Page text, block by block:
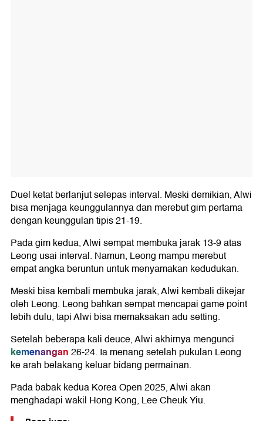
Duel ketat berlanjut selepas interval. Meski demikian, Alwi
bisa menjaga keunggulannya dan merebut gim pertama
dengan keunggulan tipis 21-19.
Pada gim kedua, Alwi sempat membuka jarak 13-9 atas
Leong usai interval. Namun, Leong mampu merebut
empat angka beruntun untuk menyamakan kedudukan.
Meski bisa kembali membuka jarak, Alwi kembali dikejar
oleh Leong. Leong bahkan sempat mencapai game point
lebih dulu, tapi Alwi bisa memaksakan adu setting.
Setelah beberapa kali deuce, Alwi akhirnya mengunci
kemenangan26-24. Ia menang setelah pukulan Leong
ke arah belakang keluar bidang permainan.
Pada babak kedua Korea Open 2025, Alwi akan
menghadapi wakil Hong Kong, Lee Cheuk Yiu.